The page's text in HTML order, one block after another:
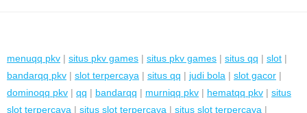
menuqq pkv | situs pkv games | situs pkv games | situs qq | slot |
bandarqq pkv | slot terpercaya | situs qq | judi bola | slot gacor |
dominoqq pkv | qq | bandarqq | murniqq pkv | hematqq pkv | situs
slot terpercaya | situs slot terpercaya | situs slot terpercaya |